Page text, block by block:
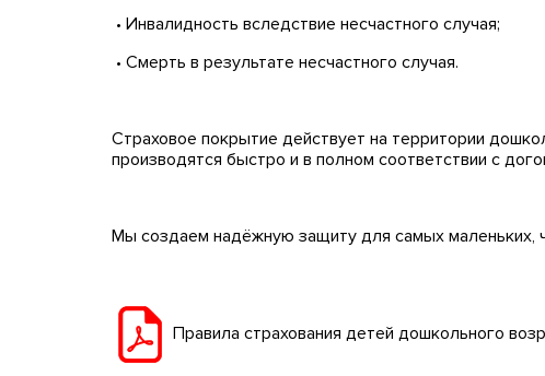
• Инвалидность вследствие несчастного случая;
• Смерть в результате несчастного случая.
Страховое покрытие действует на территории
производятся быстро и в полном соответствии с
Мы создаем надёжную защиту для самых маленьких,
Правила страхования детей дошкольного